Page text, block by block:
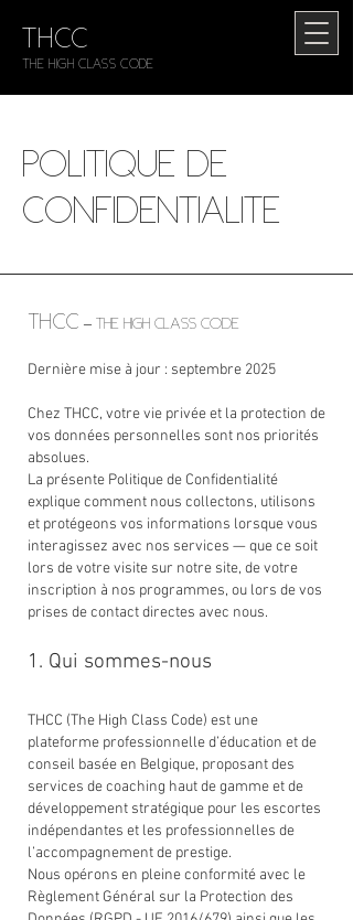
THCC
The HIGH CLASS CODE
POLITIQUE DE
CONFIDENTIALITÉ
THCC – The High Class Code
Dernière mise à jour : septembre 2025
Chez THCC, votre vie privée et la protection de
vos données personnelles sont nos priorités
absolues.
La présente Politique de Confidentialité
explique comment nous collectons, utilisons
et protégeons vos informations lorsque vous
interagissez avec nos services — que ce soit
lors de votre visite sur notre site, de votre
inscription à nos programmes, ou lors de vos
prises de contact directes avec nous.
1. Qui sommes-nous
THCC (The High Class Code) est une
plateforme professionnelle d’éducation et de
conseil basée en Belgique, proposant des
services de coaching haut de gamme et de
développement stratégique pour les escortes
indépendantes et les professionnelles de
l’accompagnement de prestige.
Nous opérons en pleine conformité avec le
Règlement Général sur la Protection des